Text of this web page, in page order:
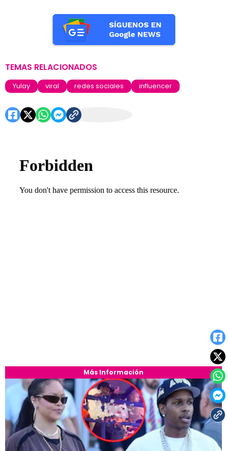
Más Información
TEMAS RELACIONADOS
Yulay viral redes sociales influencer